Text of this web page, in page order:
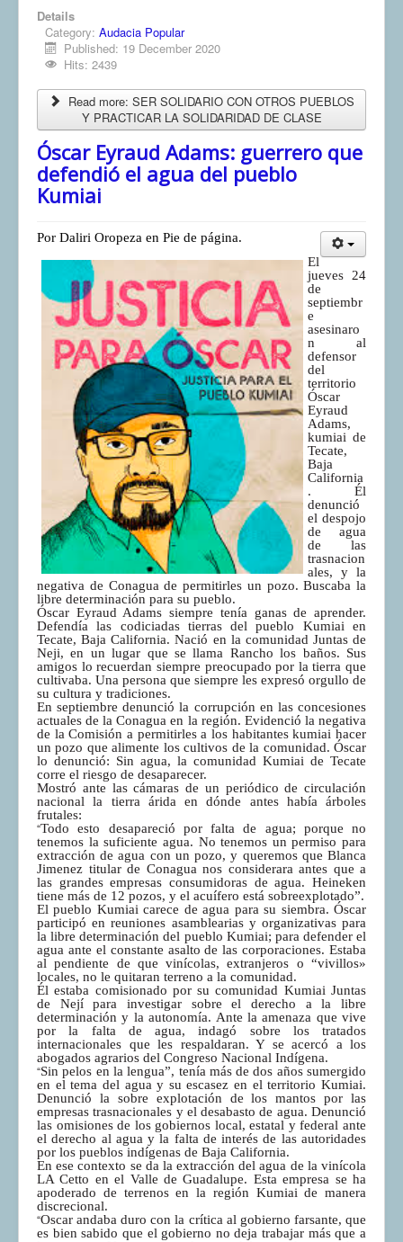
Details
Category: Audacia Popular
Published: 19 December 2020
Hits: 2439
Read more: SER SOLIDARIO CON OTROS PUEBLOS
Y PRACTICAR LA SOLIDARIDAD DE CLASE
Óscar Eyraud Adams: guerrero que
defendió el agua del pueblo
Kumiai
Por Daliri Oropeza en Pie de página.
El
jueves 24
de
septiembr
e
asesinaro
n al
defensor
del
territorio
Óscar
Eyraud
Adams,
kumiai de
Tecate,
Baja
California
. Él
denunció
el despojo
de agua
de las
trasnacion
ales, y la
negativa de Conagua de permitirles un pozo. Buscaba la
libre determinación para su pueblo.
Óscar Eyraud Adams siempre tenía ganas de aprender.
Defendía las codiciadas tierras del pueblo Kumiai en
Tecate, Baja California. Nació en la comunidad Juntas de
Neji, en un lugar que se llama Rancho los baños. Sus
amigos lo recuerdan siempre preocupado por la tierra que
cultivaba. Una persona que siempre les expresó orgullo de
su cultura y tradiciones.
En septiembre denunció la corrupción en las concesiones
actuales de la Conagua en la región. Evidenció la negativa
de la Comisión a permitirles a los habitantes kumiai hacer
un pozo que alimente los cultivos de la comunidad. Óscar
lo denunció: Sin agua, la comunidad Kumiai de Tecate
corre el riesgo de desaparecer.
Mostró ante las cámaras de un periódico de circulación
nacional la tierra árida en dónde antes había árboles
frutales:
“Todo esto desapareció por falta de agua; porque no
tenemos la suficiente agua. No tenemos un permiso para
extracción de agua con un pozo, y queremos que Blanca
Jimenez titular de Conagua nos considerara antes que a
las grandes empresas consumidoras de agua. Heineken
tiene más de 12 pozos, y el acuífero está sobreexplotado”.
El pueblo Kumiai carece de agua para su siembra. Óscar
participó en reuniones asamblearias y organizativas para
la libre determinación del pueblo Kumiai; para defender el
agua ante el constante asalto de las corporaciones. Estaba
al pendiente de que vinícolas, extranjeros o “vivillos»
locales, no le quitaran terreno a la comunidad.
Él estaba comisionado por su comunidad Kumiai Juntas
de Nejí para investigar sobre el derecho a la libre
determinación y la autonomía. Ante la amenaza que vive
por la falta de agua, indagó sobre los tratados
internacionales que les respaldaran. Y se acercó a los
abogados agrarios del Congreso Nacional Indígena.
“Sin pelos en la lengua”, tenía más de dos años sumergido
en el tema del agua y su escasez en el territorio Kumiai.
Denunció la sobre explotación de los mantos por las
empresas trasnacionales y el desabasto de agua. Denunció
las omisiones de los gobiernos local, estatal y federal ante
el derecho al agua y la falta de interés de las autoridades
por los pueblos indígenas de Baja California.
En ese contexto se da la extracción del agua de la vinícola
LA Cetto en el Valle de Guadalupe. Esta empresa se ha
apoderado de terrenos en la región Kumiai de manera
discrecional.
“Oscar andaba duro con la crítica al gobierno farsante, que
es bien sabido que el gobierno no deja trabajar más que a